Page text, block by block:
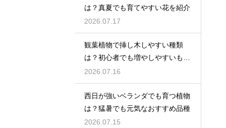
は？真夏でも育てやすい花を紹介
2026.07.17
観葉植物で挿し木しやすい種類
は？初心者でも増やしやすいもの
を紹介
2026.07.16
西日が強いベランダでも育つ植物
は？猛暑でも元気なおすすめ品種
2026.07.15